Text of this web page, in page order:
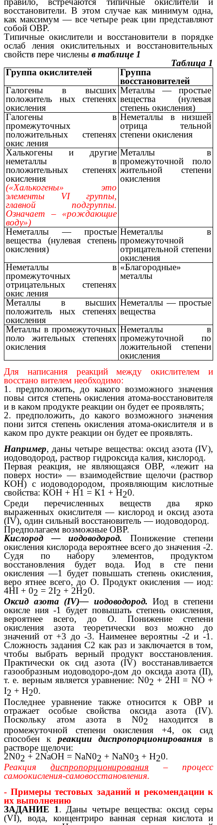
восстановители. В этом случае как минимум одна,
как максимум — все четыре реак ции представляют
собой ОВР.
Типичные окислители и восстановители в порядке
ослаб ления окислительных и восстановительных
свойств пере числены в таблице 1
Таблица 1
Группа окислителей
Группа
восстановителей
Галогены в высших
положитель ных степенях
окисления
Металлы — простые
вещества (нулевая
степень окисления)
Галогены в
промежуточных
положительных степенях
окис ления
Неметаллы в низшей
отрица тельной
степени окисления
Халькогены и другие
неметаллы в
положительных степенях
окисления
(«Халькогены» это
элементы VI группы,
главной подгруппы.
Означает – «рождающие
воду»)
Металлы в
промежуточной поло
жительной степени
окисления
Неметаллы — простые
вещества (нулевая степень
окисления)
Неметаллы в
промежуточной
отрицательной степени
окисления
Неметаллы в
промежуточных
отрицательных степенях
окис ления
«Благородные»
металлы
Металлы в высших
положитель ных степенях
окисления
Неметаллы — простые
вещества
Металлы в промежуточных
поло жительных степенях
окисления
Неметаллы в
промежуточной по
ложительной степени
окисления
Для написания реакций между окислителем и
восстано вителем необходимо:
1. предположить, до какого возможного значения
повы сится степень окисления атома-восстановителя
и в каком продукте реакции он будет ее проявлять;
2. предположить, до какого возможного значения
пони зится степень окисления атома-окислителя и в
каком про дукте реакции он будет ее проявлять.
Например, даны четыре вещества: оксид азота (IV),
иодоводород, раствор гидроксида калия, кислород.
Первая реакция, не являющаяся ОВР, «лежит на
поверх ности» — взаимодействие щелочи (раствор
КОН) с иодоводородом, проявляющим кислотные
свойства: КОН + Н1 = К1 + Н20.
Среди перечисленных веществ два ярко
выраженных окислителя — кислород и оксид азота
(IV), один сильный восстановитель — иодоводород.
Предполагаем возможные ОВР.
Кислород — иодоводород. Понижение степени
окисления кислорода вероятнее всего до значения -2.
Судя по набору элементов, продуктом
восстановления будет вода. Иод в сте пени
окисления —1 будет повышать степень окисления,
веро ятнее всего, до О. Продукт окисления — иод:
4HI + 02 = 2I2 + 2Н20.
Оксид азота (IV)— иодоводород. Иод в степени
окисле ния -1 будет повышать степень окисления,
вероятнее всего, до О. Понижение степени
окисления азота теоретически воз можно до
значений от +3 до -3. Наименее вероятны -2 и -1.
Сложность задания С2 как раз и заключается в том,
чтобы выбрать верный продукт восстановления.
Практически ок сид азота (IV) восстанавливается
газообразным иодоводоро-дом до оксида азота (II),
т. е. верным является уравнение: N02 + 2HI = NO +
I2 + Н20.
Последнее уравнение также относится к ОВР и
отражает особые свойства оксида азота (IV).
Поскольку атом азота в N02 находится в
промежуточной степени окисления +4, ок сид
способен к реакции диспропорционирования в
растворе щелочи:
2N02 + 2NaOH = NaN02 + NaN03 + Н20.
Реакциядиспропорционирования – процесс
самоокисления-самовосстановления.
- Примеры тестовых заданий и рекомендации к
их выполнению
ЗАДАНИЕ 1. Даны четыре вещества: оксид серы
(VI), вода, концентриро ванная серная кислота и